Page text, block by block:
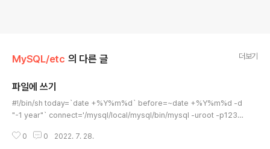
MySQL/etc 의 다른 글 더보기
파일에 쓰기
#!/bin/sh today=`date +%Y%m%d` before=~date +%Y%m%d -d
"-1 year"` connect='/mysql/local/mysql/bin/mysql -uroot -p1234
dept where reg_date > ${before} " > /data/dept_${today}.txt
0 0 2022. 7. 28.